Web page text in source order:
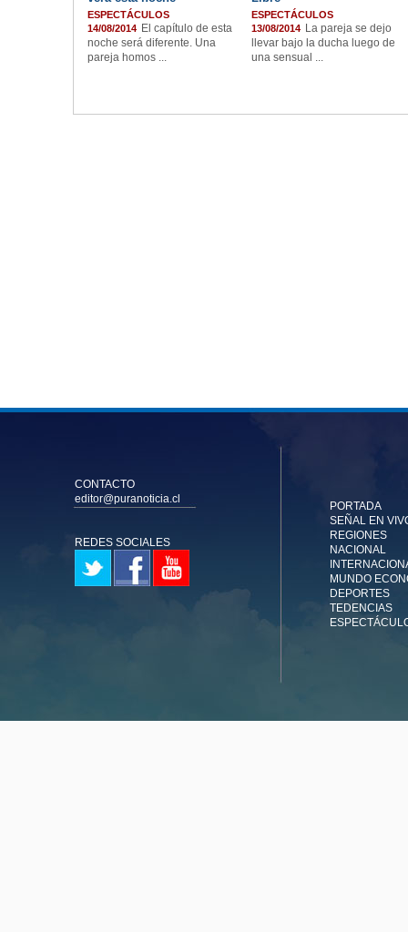
ESPECTÁCULOS
14/08/2014 El capítulo de esta
noche será diferente. Una
pareja homos ...
ESPECTÁCULOS
13/08/2014 La pareja se dejo
llevar bajo la ducha luego de
una sensual ...
CONTACTO
editor@puranoticia.cl
REDES SOCIALES
PORTADA
SEÑAL EN
REGIONES
NACIONAL
MUNDO
DEPORTES
TEDENCIAS